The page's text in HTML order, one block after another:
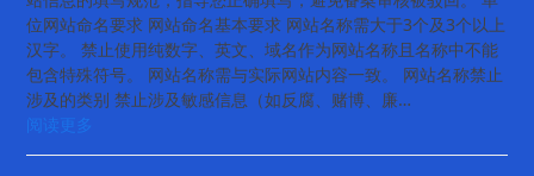
位网站命名要求 网站命名基本要求 网站名称需大于3个及3个以上
汉字。 禁止使用纯数字、英文、域名作为网站名称且名称中不能
包含特殊符号。 网站名称需与实际网站内容一致。 网站名称禁止
涉及的类别 禁止涉及敏感信息（如反腐、赌博、廉…
阅读更多